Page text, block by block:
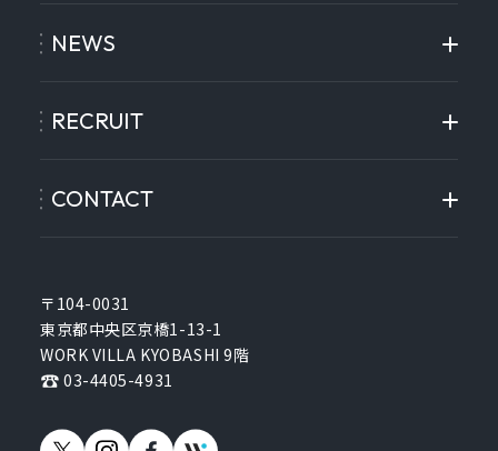
〒104-0031
東京都中央区京橋1-13-1
WORK VILLA KYOBASHI 9階
03-4405-4931
NEWS
RECRUIT
CONTACT